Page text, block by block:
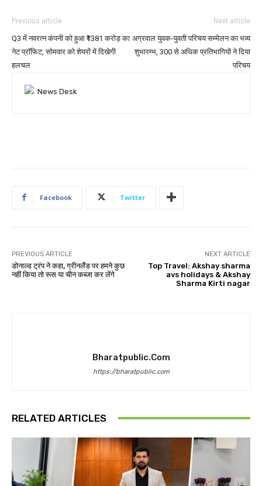
Previous article
Q3 में नवरत्न कंपनी को हुआ ₹1381 करोड़ का
नेट प्रॉफिट, सोमवार को शेयरों में दिखेगी
हलचल
Next article
अग्रवाल युवक-युवती परिचय सम्मेलन का भव्य
शुभारम्भ, 300 से अधिक प्रतिभागियों ने दिया
परिचय
Facebook Twitter
PREVIOUS ARTICLE
डोनाल्ड ट्रंप ने कहा, ग्रीनलैंड पर हमने कुछ
नहीं किया तो रूस या चीन कब्जा कर लेंगे
NEXT ARTICLE
Top Travel: Akshay sharma
avs holidays & Akshay
Sharma Kirti nagar
Bharatpublic.com
https://bharatpublic.com
RELATED ARTICLES